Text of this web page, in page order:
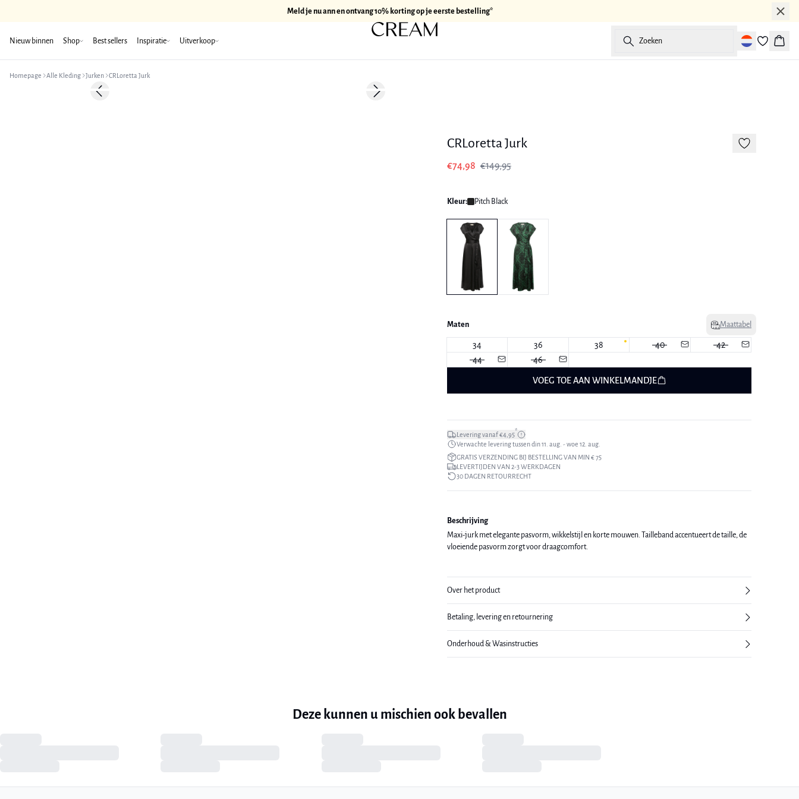
Meld je nu ann en ontvang 10% korting op je eerste bestelling*
Nieuw binnen Shop Best sellers Inspiratie Uitverkoop Zoeken
Homepage Alle Kleding Jurken CRLoretta Jurk
-50%Previous slide Next slide
CRLoretta Jurk
€74,98 €149,95
Kleur: Pitch Black
Maten Maattabel
34 36 38 40
42
44
46
VOEG TOE AAN WINKELMANDJE
Levering vanaf €4,95*
Verwachte levering tussen din 11. aug. - woe 12. aug.
GRATIS VERZENDING BIJ BESTELLING VAN MIN € 75
LEVERTIJDEN VAN 2-3 WERKDAGEN
30 DAGEN RETOURRECHT
Beschrijving
Maxi-jurk met elegante pasvorm, wikkelstijl en korte mouwen. Tailleband accentueert de taille, de
vloeiende pasvorm zorgt voor draagcomfort.
Over het product
Betaling, levering en retournering
Onderhoud & Wasinstructies
Deze kunnen u mischien ook bevallen